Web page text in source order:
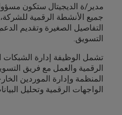
مدير/ة الديجيتال ستكون
جميع الأنشطة الرقمية
التفاصيل الصغيرة وتقديم
التسويق.
تشمل الوظيفة إدارة الشبكات
الرقمية والعمل مع فريق
المنظمة وإدارة الموردين
الواجهات الرقمية وتحليل